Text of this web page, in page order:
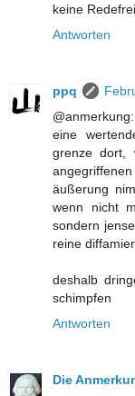
keine
Antworten
ppq
eine
grenze dort,
äußerung
wenn nicht
sondern
reine
deshalb
schimpfen
Antworten
Die